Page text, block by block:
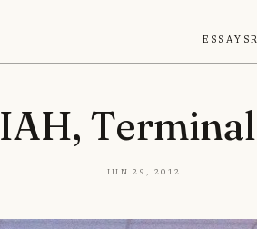
Essays
IAH,
Jun 29, 2012